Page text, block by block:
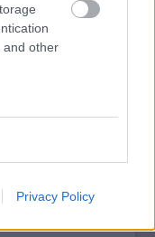
and other
Privacy Policy